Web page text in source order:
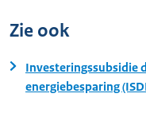
Zie ook
Investeringssubsidie
energiebesparing